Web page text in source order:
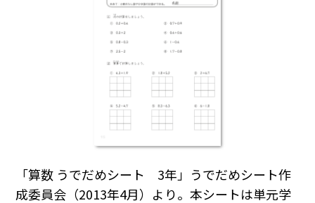
「算数 うでだめシート 3年」うでだめシート作
成委員会（2013年4月）より。本シートは単元学